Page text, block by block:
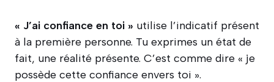
« J’ai confiance en toi » utilise l’indicatif présent
à la première personne. Tu exprimes un état de
fait, une réalité présente. C’est comme dire « je
possède cette confiance envers toi ».